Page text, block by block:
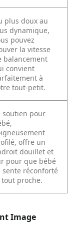
plus doux au
dynamique,
pouvez
la vitesse
balancement
convient
à
tout-petit.
soutien pour
offre un
douillet et
pour que bébé
sente réconforté
tout proche.
Image